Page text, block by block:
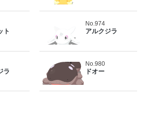
ト
No.974
アルクジラ
ラ
No.980
ドオー